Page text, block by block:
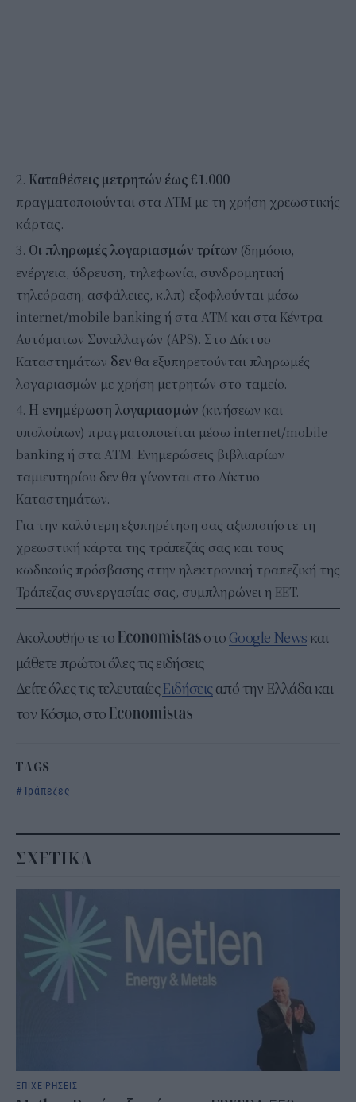
2. Καταθέσεις μετρητών έως €1.000
πραγματοποιούνται στα ΑΤΜ με τη χρήση χρεωστικής
κάρτας.
3. Οι πληρωμές λογαριασμών τρίτων (δημόσιο,
ενέργεια, ύδρευση, τηλεφωνία, συνδρομητική
τηλεόραση, ασφάλειες, κ.λπ) εξοφλούνται μέσω
internet/mobile banking ή στα ΑΤΜ και στα Κέντρα
Αυτόματων Συναλλαγών (APS). Στο Δίκτυο
Καταστημάτων δεν θα εξυπηρετούνται πληρωμές
λογαριασμών με χρήση μετρητών στο ταμείο.
4. Η ενημέρωση λογαριασμών (κινήσεων και
υπολοίπων) πραγματοποιείται μέσω internet/mobile
banking ή στα ΑΤΜ. Ενημερώσεις βιβλιαρίων
ταμιευτηρίου δεν θα γίνονται στο Δίκτυο
Καταστημάτων.
Για την καλύτερη εξυπηρέτηση σας αξιοποιήστε τη
χρεωστική κάρτα της τράπεζάς σας και τους
κωδικούς πρόσβασης στην ηλεκτρονική τραπεζική της
Τράπεζας συνεργασίας σας, συμπληρώνει η ΕΕΤ.
Ακολουθήστε το στο Google Newsκαι
μάθετε πρώτοι όλες τις ειδήσεις
Δείτε όλες τις τελευταίεςΕιδήσειςαπό την Ελλάδα και
τον Κόσμο, στο
TAGS
Τράπεζες
ΣΧΕΤΙΚΑ
ΕΠΙΧΕΙΡΗΣΕΙΣ